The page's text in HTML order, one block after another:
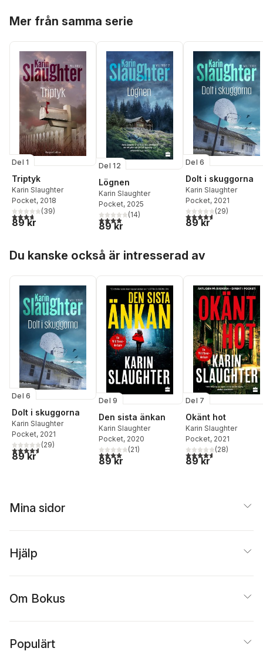
Mer från samma serie
Del 1
Triptyk
Karin Slaughter
Pocket, 2018
3,7utav 5 stjärnor. Totalt antal röster:
(39)
89 kr
Del 12
Lögnen
Karin Slaughter
Pocket, 2025
3,9utav 5 stjärnor. Totalt antal röster:
(14)
89 kr
Del 6
Dolt i skuggorna
Karin Slaughter
Pocket, 2021
4,6utav 5 stjärnor.
(29)
89 kr
Du kanske också är intresserad av
Del 6
Dolt i skuggorna
Karin Slaughter
Pocket, 2021
4,6utav 5 stjärnor. Totalt antal röster:
(29)
89 kr
Del 9
Den sista änkan
Karin Slaughter
Pocket, 2020
4,0utav 5 stjärnor. Totalt antal röster:
(21)
89 kr
Del 7
Okänt hot
Karin Slaughter
Pocket, 2021
4,6utav 5 stjärnor.
(28)
89 kr
Mina sidor
Hjälp
Om Bokus
Populärt